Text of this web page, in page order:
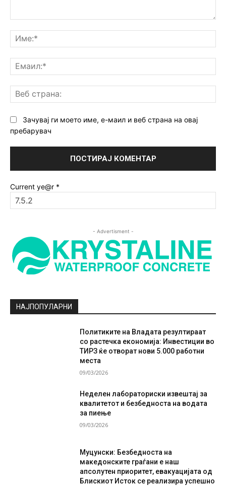
Зачувај ги моето име, е-маил и веб страна на овај
пребарувач
Current ye@r *
- Advertisment -
НАЈПОПУЛАРНИ
Политиките на Владата резултираат
со растечка економија: Инвестиции во
ТИРЗ ќе отворат нови 5.000 работни
места
09/03/2026
Неделен лабораториски извештај за
квалитетот и безбедноста на водата
за пиење
09/03/2026
Муцунски: Безбедноста на
македонските граѓани е наш
апсолутен приоритет, евакуацијата од
Блискиот Исток се реализира успешно